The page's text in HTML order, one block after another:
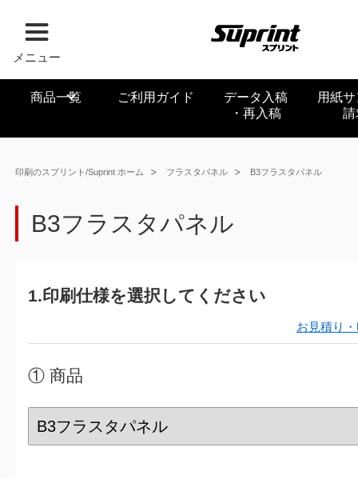
メニュー
商品一覧 ご利用ガイド
データ入稿
・再入稿
用紙
請
印刷のスプリント/Suprint ホーム フラスタパネル B3フラスタパネル
B3フラスタパネル
1.印刷仕様を選択してください
お見積り
① 商品